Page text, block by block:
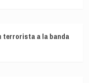
terrorista a la banda